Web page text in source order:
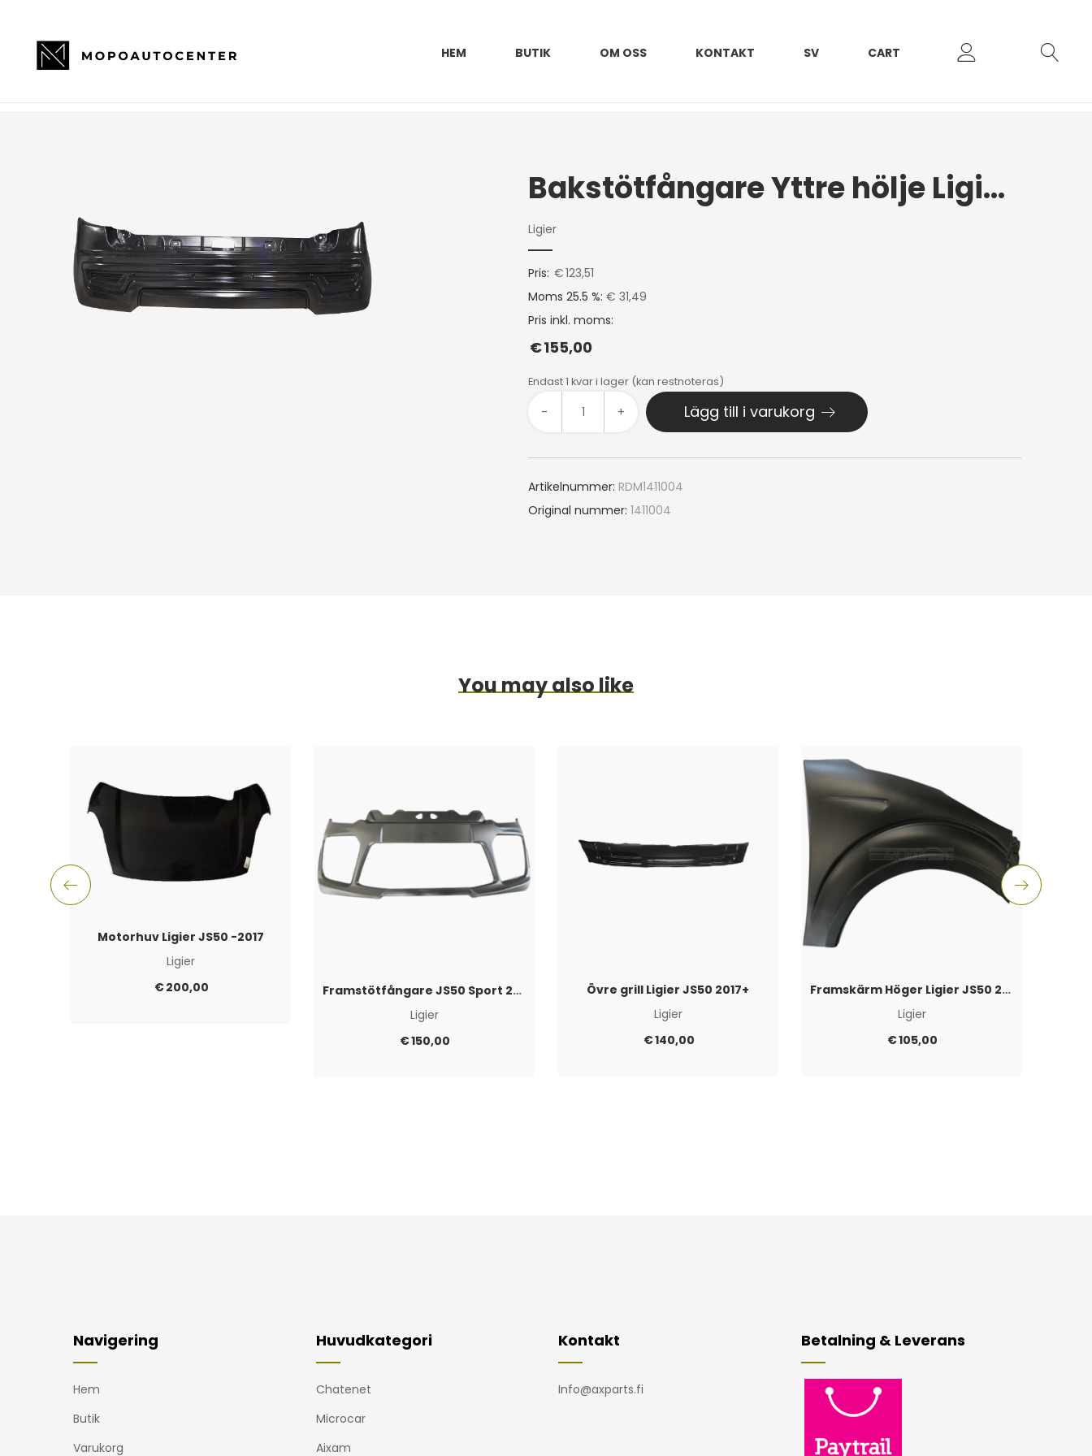
HEM BUTIK OM OSS KONTAKT SV CART
Bakstötfångare Yttre hölje Ligier JS50 2017+
Ligier
Pris: €123,51
Moms 25.5 %: € 31,49
Pris inkl. moms:
€155,00
Endast 1 kvar i lager (kan restnoteras)
- + Lägg till i varukorg
Artikelnummer: RDM1411004
Original nummer: 1411004
You may also like
Motorhuv Ligier JS50 -2017
Ligier
€200,00
Framstötfångare JS50 Sport 2017+
Ligier
€150,00
Övre grill Ligier JS50 2017+
Ligier
€140,00
Framskärm Höger Ligier JS50 2017+
Ligier
€105,00
Navigering
Hem
Butik
Varukorg
Huvudkategori
Chatenet
Microcar
Aixam
Kontakt
Info@axparts.fi
Betalning & Leverans